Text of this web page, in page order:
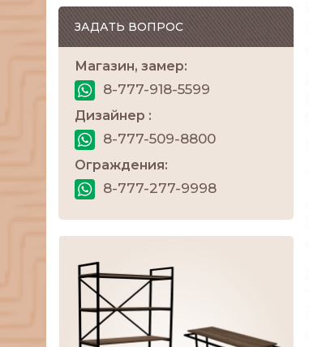
ЗАДАТЬ ВОПРОС
Магазин, замер:
8-777-918-5599
Дизайнер :
8-777-509-8800
Ограждения:
8-777-277-9998